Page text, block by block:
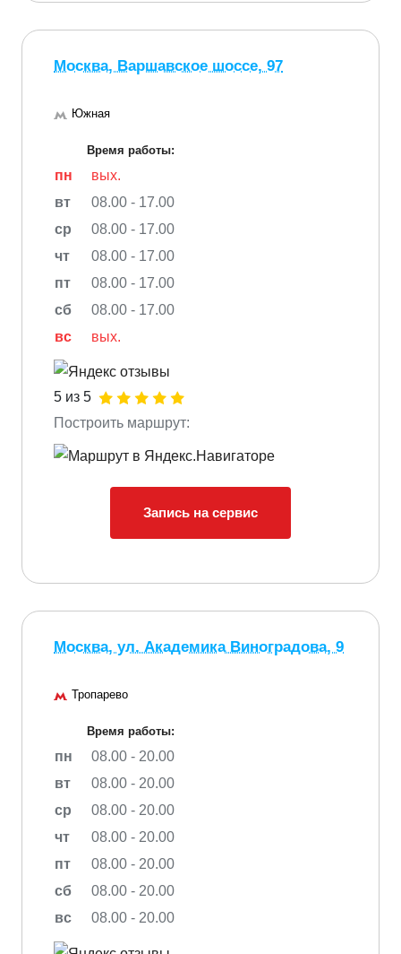
Москва, Варшавское шоссе, 97
Южная
Время работы:
пн
вых.
вт
08.00 - 17.00
ср
08.00 - 17.00
чт
08.00 - 17.00
пт
08.00 - 17.00
сб
08.00 - 17.00
вс
вых.
5 из 5
Построить маршрут:
Запись на сервис
Москва, ул. Академика Виноградова, 9
Тропарево
Время работы:
пн
08.00 - 20.00
вт
08.00 - 20.00
ср
08.00 - 20.00
чт
08.00 - 20.00
пт
08.00 - 20.00
сб
08.00 - 20.00
вс
08.00 - 20.00